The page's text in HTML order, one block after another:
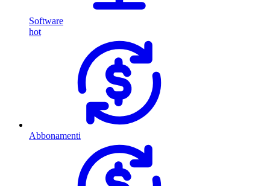
Software
hot
Abbonamenti